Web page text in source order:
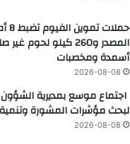
أسمدة ومخصبات
2026-08-08
اجتماع موسع بمديرية الشؤون
لبحث مؤشرات المشورة
2026-08-08